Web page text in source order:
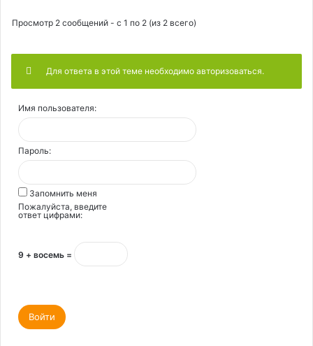
Просмотр 2 сообщений - с 1 по 2 (из 2 всего)
Для ответа в этой теме необходимо авторизоваться.
Имя пользователя:
Пароль:
Запомнить меня
Пожалуйста, введите
ответ цифрами:
9 + восемь =
Войти